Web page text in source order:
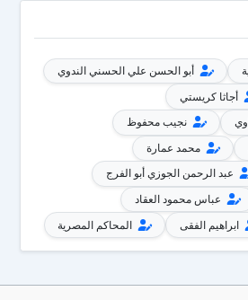
أبو الحسن علي الحسني الندوي
أجاثا كريستي
نجيب محفوظ
محمد عمارة
عبد الرحمن الجوزي أبو الفرج
عباس محمود العقاد
ابراهيم الفقى المحاكم المصرية